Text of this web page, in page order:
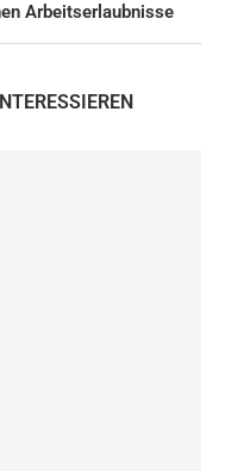
Arbeitserlaubnisse